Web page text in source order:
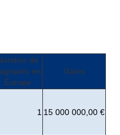
de
en
Europe
Gains
1 15 000 000,00 €